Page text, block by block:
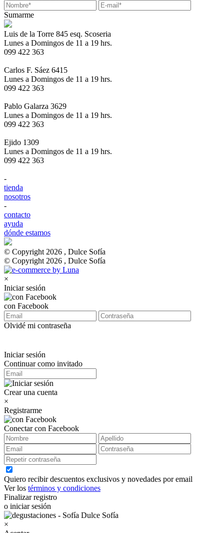
Sumarme
Luis de la Torre 845 esq. Scoseria
Lunes a Domingos de 11 a 19 hrs.
099 422 363
Carlos F. Sáez 6415
Lunes a Domingos de 11 a 19 hrs.
099 422 363
Pablo Galarza 3629
Lunes a Domingos de 11 a 19 hrs.
099 422 363
Ejido 1309
Lunes a Domingos de 11 a 19 hrs.
099 422 363
-
tienda
nosotros
-
contacto
ayuda
dónde estamos
© Copyright 2026 , Dulce Sofía
© Copyright 2026 , Dulce Sofía
×
Iniciar sesión
con Facebook
Olvidé mi contraseña
Iniciar sesión
Continuar como invitado
Crear una cuenta
×
Registrarme
Conectar con Facebook
Quiero recibir descuentos exclusivos y novedades por email
Ver los términos y condiciones
Finalizar registro
o iniciar sesión
×